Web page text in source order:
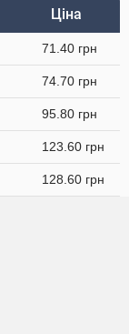
Ціна
71.40 грн
74.70 грн
95.80 грн
123.60 грн
128.60 грн